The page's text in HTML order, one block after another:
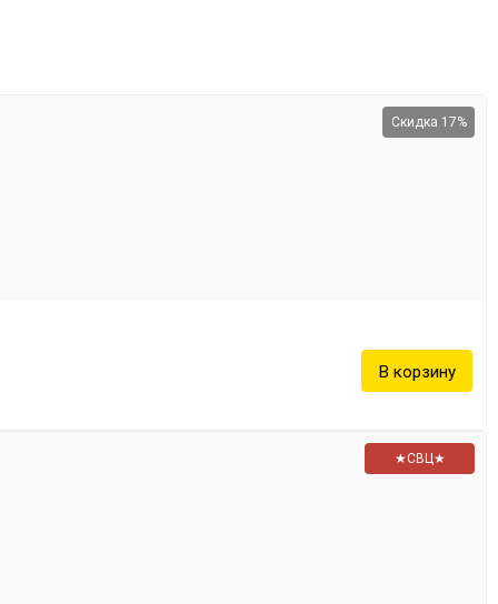
Скидка 17%
★СВЦ★